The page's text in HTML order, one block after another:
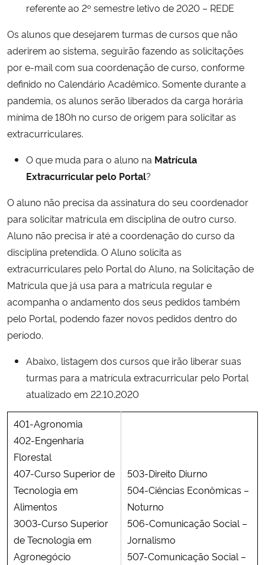
Secretaria-Geral
Secretaria de Governo
Gabinete de Segurança Institucional
Banco Central do Brasil
referente ao 2º semestre letivo de 2020 – REDE
Os alunos que desejarem turmas de cursos que não
aderirem ao sistema, seguirão fazendo as solicitações
por e-mail com sua coordenação de curso, conforme
definido no Calendário Acadêmico. Somente durante a
pandemia, os alunos serão liberados da carga horária
mínima de 180h no curso de origem para solicitar as
extracurriculares.
O que muda para o aluno na Matrícula
Extracurricular pelo Portal?
O aluno não precisa da assinatura do seu coordenador
para solicitar matrícula em disciplina de outro curso.
Aluno não precisa ir até a coordenação do curso da
disciplina pretendida. O Aluno solicita as
extracurriculares pelo Portal do Aluno, na Solicitação de
Matrícula que já usa para a matrícula regular e
acompanha o andamento dos seus pedidos também
pelo Portal, podendo fazer novos pedidos dentro do
período.
Abaixo, listagem dos cursos que irão liberar suas
turmas para a matrícula extracurricular pelo Portal
atualizado em 22.10.2020
401-Agronomia
402-Engenharia
Florestal
407-Curso Superior de
Tecnologia em
Alimentos
3003-Curso Superior
de Tecnologia em
Agronegócio
503-Direito Diurno
504-Ciências Econômicas –
Noturno
506-Comunicação Social –
Jornalismo
507-Comunicação Social –